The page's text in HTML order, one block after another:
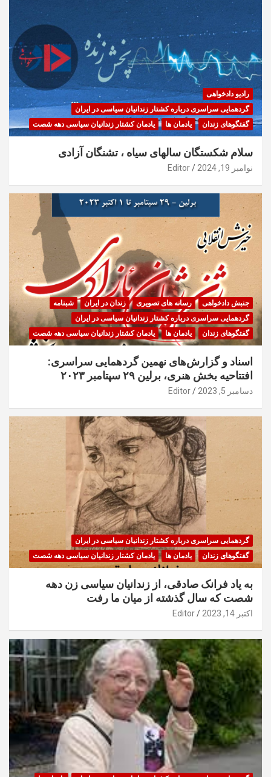
رادیو دادخواهی
گردهمایی سراسری درباره کشتار زندانیان سیاسی در ایران
گفتگوهای زندان
یادمان ها یادمان کشتار زندانیان سیاسی دهه شصت
سلام شکستگان سالهای سیاه ، تشنگان آزادی
نوامبر 19, 2024 Editor
جنبش دادخواهی رسانه های تصویری زندان در ایران
شبنامه
گردهمایی سراسری درباره کشتار زندانیان سیاسی در ایران
گفتگوهای زندان
یادمان ها یادمان کشتار زندانیان سیاسی دهه شصت
اسناد و گزارش‌های نهمین گردهمایی سراسری:
افتتاحیه بخش هنری، برلین ۲۹ سپتامبر ۲۰۲۳
دسامبر 5, 2023 Editor
گردهمایی سراسری درباره کشتار زندانیان سیاسی در ایران
گفتگوهای زندان
یادمان ها یادمان کشتار زندانیان سیاسی دهه شصت
به یاد فرانک صادقی، از زندانیان سیاسی زن دهه
شصت که سال گذشته از میان ما رفت
اکتبر 14, 2023 Editor